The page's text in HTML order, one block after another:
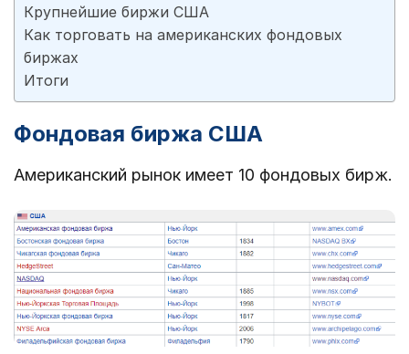
Крупнейшие биржи США
Как торговать на американских фондовых
биржах
Итоги
Фондовая биржа США
Американский рынок имеет 10 фондовых бирж.